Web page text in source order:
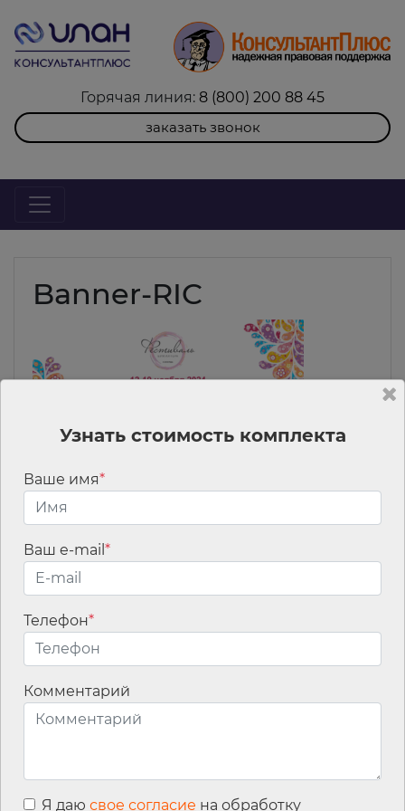
Горячая линия: 8 (800) 200 88 45
заказать звонок
Banner-RIC
Навигация по записям
Banner-RIC
Контакты
Узнать стоимость комплекта
Ваше имя*
Ваш e-mail *
Телефон*
Комментарий
Я даю свое согласие на обработку
Мы используем
файлы cookies для
улучшения
также сервис
интернет-
для анализа
событий на сайте.